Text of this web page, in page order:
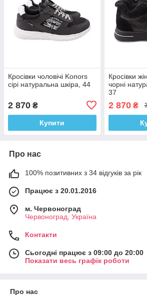
Кросівки чоловічі Konors
сірі натуральна шкіра, 44
2 870 ₴
Купити
Кросівки
чорні
37
2 870₴
Про нас
100% позитивних з 34 відгуків за рік
Працює з 20.01.2016
м. Червоноград
Червоноград, Україна
Контакти
Сьогодні працює з 09:00 до 20:00
Показати весь графік роботи
Про нас